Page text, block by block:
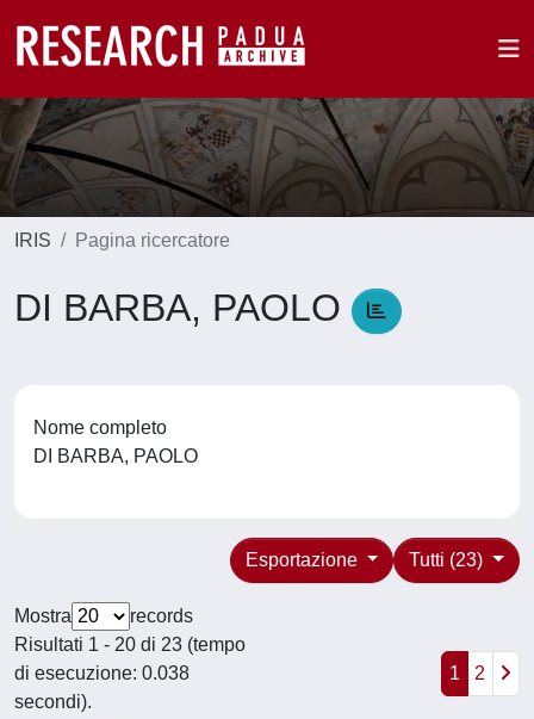
IRIS Pagina ricercatore
DI BARBA, PAOLO
Nome completo
DI BARBA, PAOLO
Tutti (23)
Esportazione
Mostra
records
Risultati 1 - 20 di 23 (tempo
di esecuzione: 0.038
secondi).
1 2